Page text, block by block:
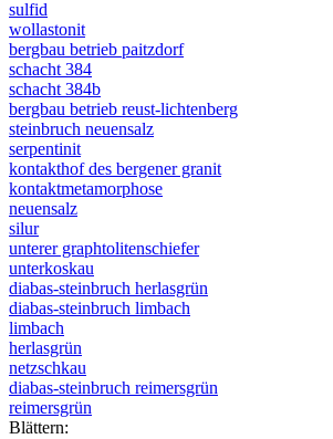
sulfid
wollastonit
bergbau betrieb paitzdorf
schacht 384
schacht 384b
bergbau betrieb reust-lichtenberg
steinbruch neuensalz
serpentinit
kontakthof des bergener granit
kontaktmetamorphose
neuensalz
silur
unterer graphtolitenschiefer
unterkoskau
diabas-steinbruch herlasgrün
diabas-steinbruch limbach
limbach
herlasgrün
netzschkau
diabas-steinbruch reimersgrün
reimersgrün
Blättern: